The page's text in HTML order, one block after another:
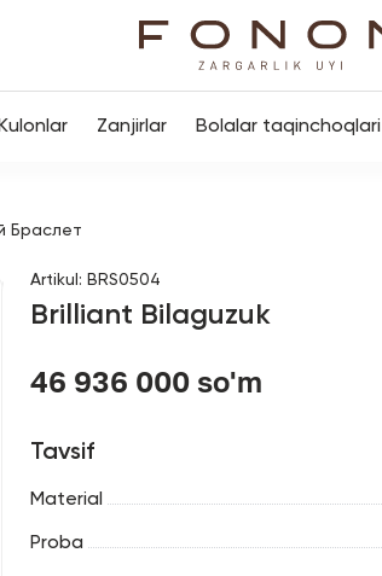
Kulonlar Zanjirlar Bolalar taqinchoqlari
Браслет
Artikul : BRS0504
Brilliant Bilaguzuk
46 936 000 so'm
Tavsif
Material
Proba